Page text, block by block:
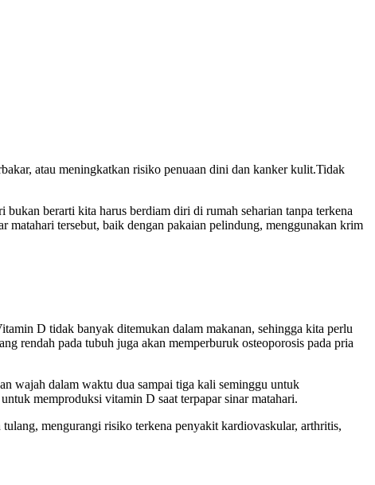
atau meningkatkan risiko penuaan dini dan kanker kulit.Tidak
berarti kita harus berdiam diri di rumah seharian tanpa terkena
matahari tersebut, baik dengan pakaian pelindung, menggunakan krim
D tidak banyak ditemukan dalam makanan, sehingga kita perlu
rendah pada tubuh juga akan memperburuk osteoporosis pada pria
wajah dalam waktu dua sampai tiga kali seminggu untuk
memproduksi vitamin D saat terpapar sinar matahari.
mengurangi risiko terkena penyakit kardiovaskular, arthritis,